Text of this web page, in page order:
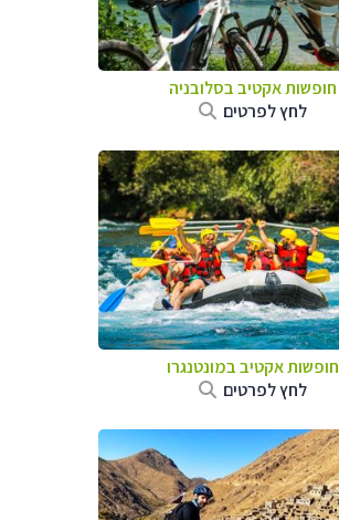
חופשות אקטיב בסלובניה
לחץ לפרטים
חופשות אקטיב במונטנגרו
לחץ לפרטים